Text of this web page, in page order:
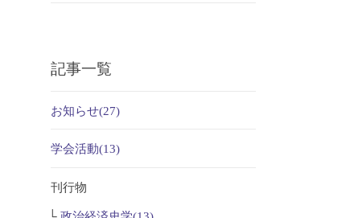
記事一覧
お知らせ(27)
学会活動(13)
刊行物